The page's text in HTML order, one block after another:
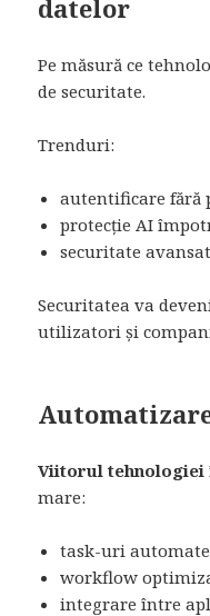
datelor
Pe măsură ce
de securitate.
Trenduri:
autentificare fără
protecție AI
securitate
Securitatea va
utilizatori și
Viitorul tehnologiei
mare:
task-uri automate
workflow
integrare între